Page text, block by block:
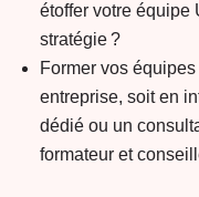
étoffer votre équipe
stratégie ?
Former vos
entreprise, soit en
dédié ou un
formateur et